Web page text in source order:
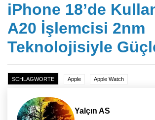
iPhone 18’de
A20 İşlemcisi 2nm
Teknolojisiyle
SCHLAGWORTE Apple Apple Watch
Yalçın AS